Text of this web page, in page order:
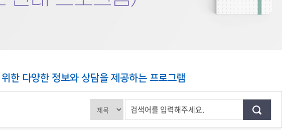
부)·학생설계전공 관련
진로 컨설팅 우수사례
전공·진로 안내영상
개
지원/선발절차
선발요소/배점
한 다양한 정보와 상담을 제공하는 프로그램
검색어를 입력해주세요.